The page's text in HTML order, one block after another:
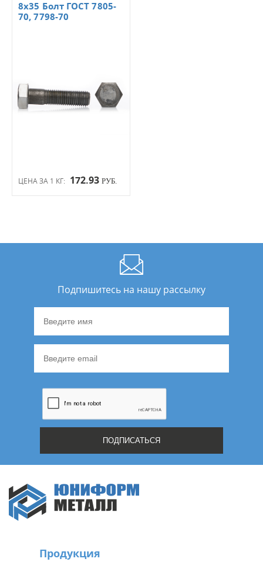
ЦЕНА ЗА 1 КГ: 172.93 РУБ.
8х35 Болт ГОСТ 7805-
70, 7798-70
Подпишитесь на нашу рассылку
Продукция